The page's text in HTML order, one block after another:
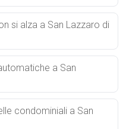
si alza a San Lazzaro di
a San
condominiali a San